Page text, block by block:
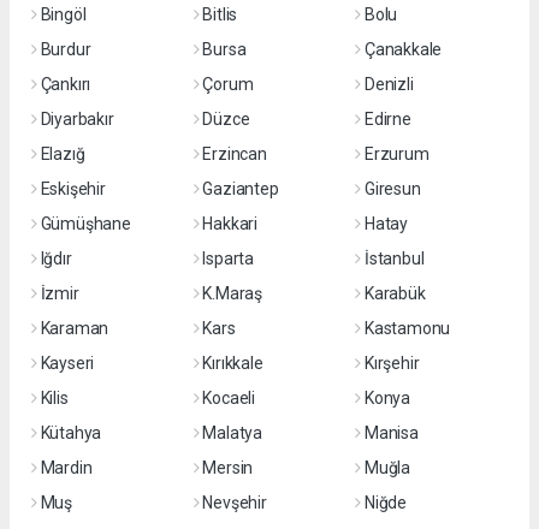
Bingöl
Bitlis
Bolu
Burdur
Bursa
Çanakkale
Çankırı
Çorum
Denizli
Diyarbakır
Düzce
Edirne
Elazığ
Erzincan
Erzurum
Eskişehir
Gaziantep
Giresun
Gümüşhane
Hakkari
Hatay
Iğdır
Isparta
İstanbul
İzmir
K.Maraş
Karabük
Karaman
Kars
Kastamonu
Kayseri
Kırıkkale
Kırşehir
Kilis
Kocaeli
Konya
Kütahya
Malatya
Manisa
Mardin
Mersin
Muğla
Muş
Nevşehir
Niğde